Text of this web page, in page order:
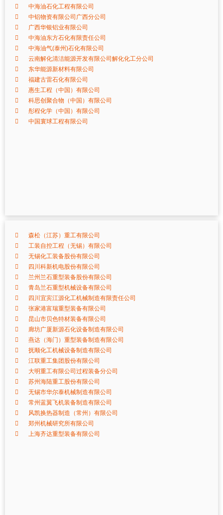
中海油石化工程有限公司
中铝物资有限公司广西分公司
广西华银铝业有限公司
中海油东方石化有限责任公司
中海油气(泰州)石化有限公司
云南解化清洁能源开发有限公司解化化工分公司
东华能源新材料有限公司
福建古雷石化有限公司
惠生工程（中国）有限公司
科思创聚合物（中国）有限公司
彤程化学（中国）有限公司
中国寰球工程有限公司
森松（江苏）重工有限公司
工装自控工程（无锡）有限公司
无锡化工装备股份有限公司
四川科新机电股份有限公司
兰州兰石重型装备股份有限公司
青岛兰石重型机械设备有限公司
四川宜宾江源化工机械制造有限责任公司
张家港富瑞重型装备有限公司
昆山市贝色特材装备有限公司
廊坊广厦新源石化设备制造有限公司
燕达（海门）重型装备制造有限公司
抚顺化工机械设备制造有限公司
江联重工集团股份有限公司
大明重工有限公司过程装备分公司
苏州海陆重工股份有限公司
无锡市华尔泰机械制造有限公司
常州蓝翼飞机装备制造有限公司
风凯换热器制造（常州）有限公司
郑州机械研究所有限公司
上海齐达重型装备有限公司